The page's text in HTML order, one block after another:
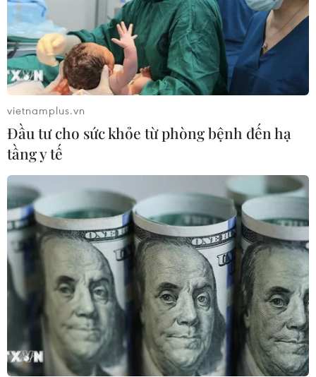
Phó Thủ tướng: Tập trung triển khai lập
Quy hoạch tổng thể Quốc gia
13/06/2019 11:23
Thủ tướng Chính phủ đã quyết định thành lập Hội đồng
Quy hoạch quốc gia do Phó Thủ tướng Trịnh Đình Dũng
làm Chủ tịch Hội đồng để chỉ đạo quá trình tổ chức lập
Quy hoạch tổng thể quốc gia.
vietnamplus.vn
Đầu tư cho sức khỏe từ phòng bệnh đến hạ
tầng y tế